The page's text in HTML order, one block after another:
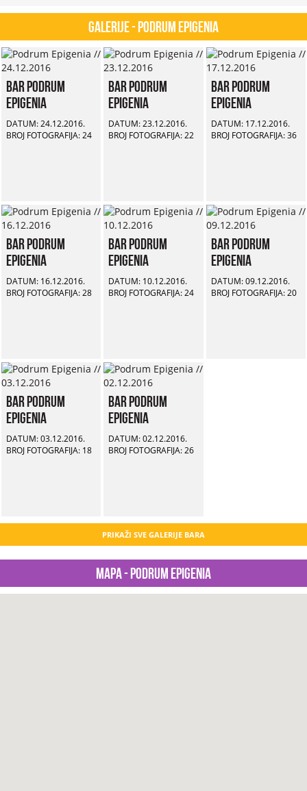
Galerije - Podrum Epigenia
Bar Podrum
Epigenia
DATUM: 24.12.2016.
BROJ FOTOGRAFIJA: 24
Bar Podrum
Epigenia
DATUM: 23.12.2016.
BROJ FOTOGRAFIJA: 22
Bar Podrum
Epigenia
DATUM: 17.12.2016.
BROJ FOTOGRAFIJA: 36
Bar Podrum
Epigenia
DATUM: 16.12.2016.
BROJ FOTOGRAFIJA: 28
Bar Podrum
Epigenia
DATUM: 10.12.2016.
BROJ FOTOGRAFIJA: 24
Bar Podrum
Epigenia
DATUM: 09.12.2016.
BROJ FOTOGRAFIJA: 20
Bar Podrum
Epigenia
DATUM: 03.12.2016.
BROJ FOTOGRAFIJA: 18
Bar Podrum
Epigenia
DATUM: 02.12.2016.
BROJ FOTOGRAFIJA: 26
PRIKAŽI SVE GALERIJE BARA
Mapa - Podrum Epigenia